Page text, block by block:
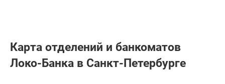
Карта отделений и банкоматов
Локо-Банкa в Санкт-Петербурге